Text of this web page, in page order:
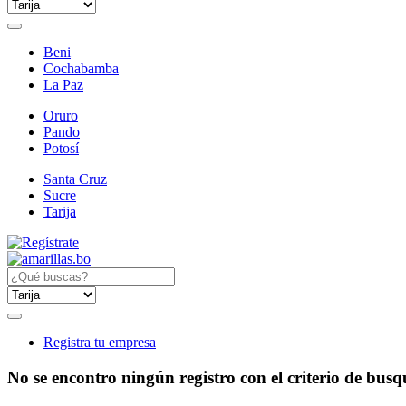
Beni
Cochabamba
La Paz
Oruro
Pando
Potosí
Santa Cruz
Sucre
Tarija
Registra tu empresa
No se encontro ningún registro con el criterio de